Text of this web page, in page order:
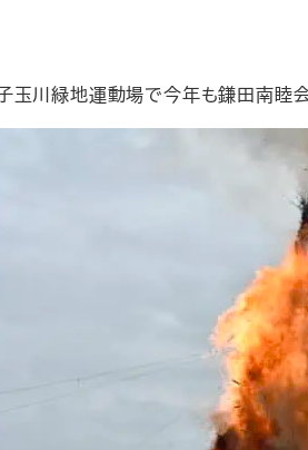
玉川緑地運動場で今年も鎌田南睦